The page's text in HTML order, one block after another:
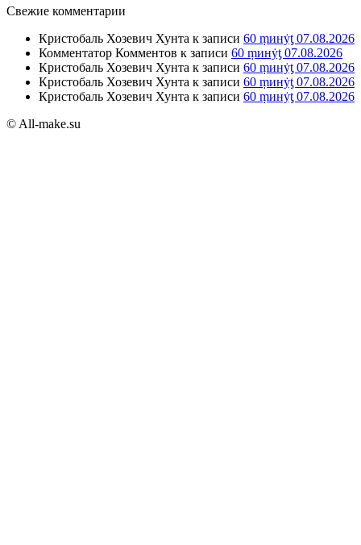
Свежие комментарии
Кристобаль Хозевич Хунта к записи 60 ṃинẏƫ 07.08.2026
Комментатор Комментов к записи 60 ṃинẏƫ 07.08.2026
Кристобаль Хозевич Хунта к записи 60 ṃинẏƫ 07.08.2026
Кристобаль Хозевич Хунта к записи 60 ṃинẏƫ 07.08.2026
Кристобаль Хозевич Хунта к записи 60 ṃинẏƫ 07.08.2026
© All-make.su